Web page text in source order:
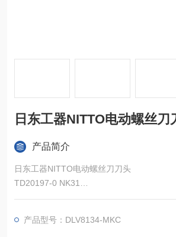
日东工器NITTO电动螺丝刀
产品简介
日东工器NITTO电动螺丝刀刀头
TD20197-0 NK31
每个通道模式最多可注册8个通道，最多可
产品型号：DLV8134-MKC